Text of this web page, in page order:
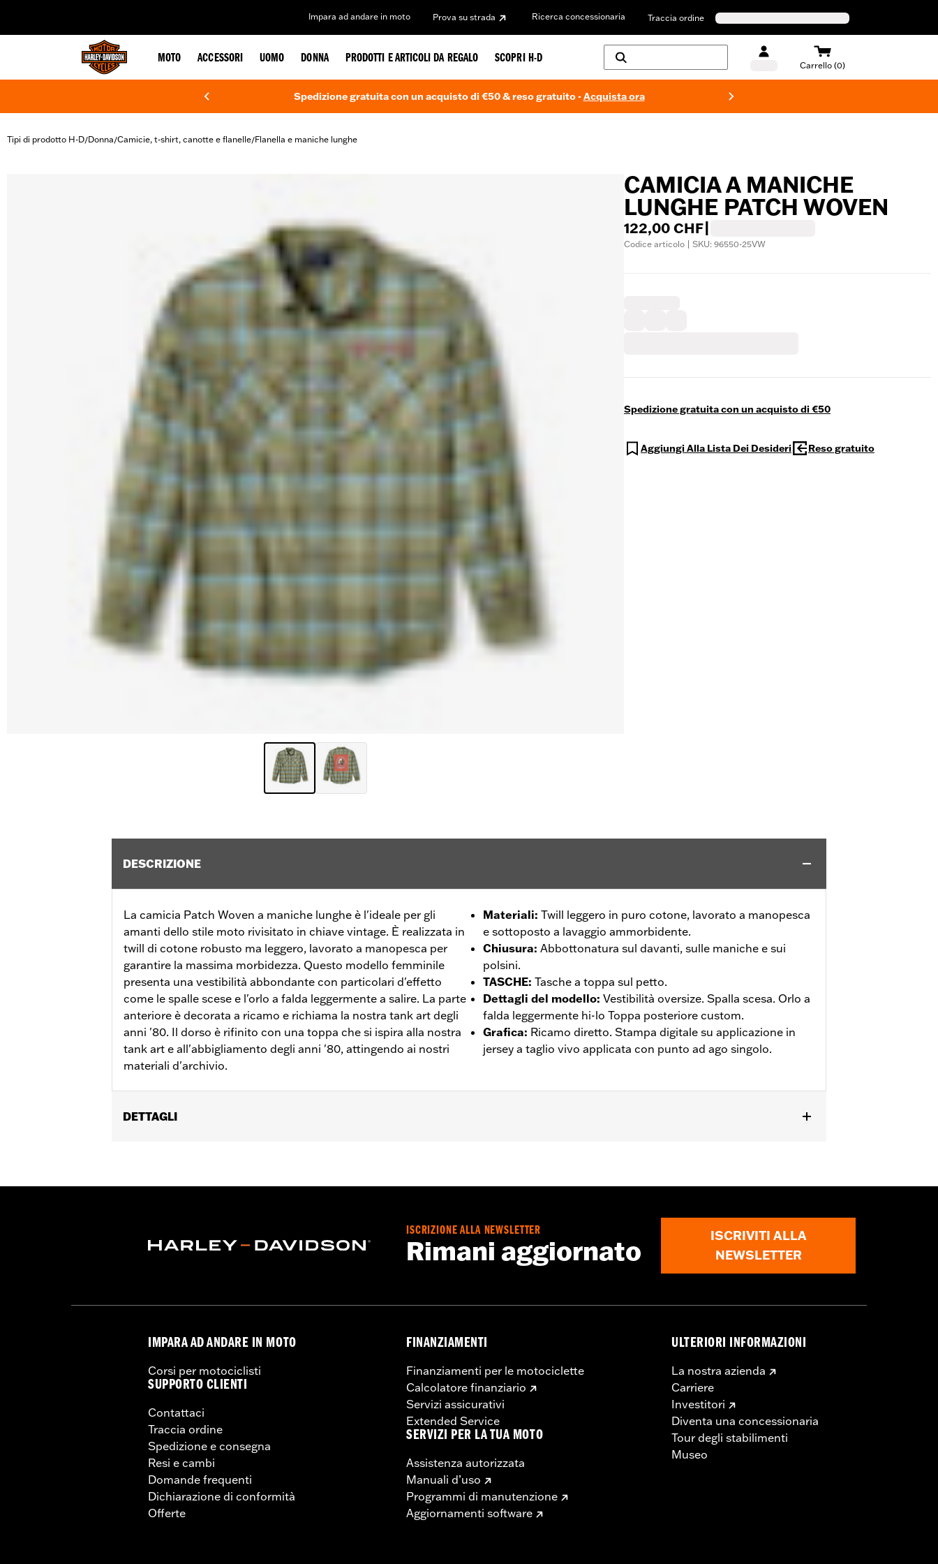
Impara ad andare in moto Prova su strada Ricerca concessionaria Traccia ordine
MOTO ACCESSORI UOMO DONNA PRODOTTI E ARTICOLI DA REGALO SCOPRI H-D
Carrello (0)
Spedizione gratuita con un acquisto di €50 & reso gratuito -Acquista ora
Tipi di prodotto H-D/Donna/Camicie, t-shirt, canotte e flanelle/Flanella e maniche lunghe
CAMICIA A MANICHE
LUNGHE PATCH WOVEN
122,00 CHF
Codice articolo | SKU: 96550-25VW
Spedizione gratuita con un acquisto di €50
Aggiungi Alla Lista Dei Desideri Reso gratuito
DESCRIZIONE
La camicia Patch Woven a maniche lunghe è l'ideale per gli
amanti dello stile moto rivisitato in chiave vintage. È realizzata in
twill di cotone robusto ma leggero, lavorato a manopesca per
garantire la massima morbidezza. Questo modello femminile
presenta una vestibilità abbondante con particolari d'effetto
come le spalle scese e l'orlo a falda leggermente a salire. La parte
anteriore è decorata a ricamo e richiama la nostra tank art degli
anni '80. Il dorso è rifinito con una toppa che si ispira alla nostra
tank art e all'abbigliamento degli anni '80, attingendo ai nostri
materiali d'archivio.
Materiali: Twill leggero in puro cotone, lavorato a manopesca
e sottoposto a lavaggio ammorbidente.
Chiusura: Abbottonatura sul davanti, sulle maniche e sui
polsini.
TASCHE: Tasche a toppa sul petto.
Dettagli del modello: Vestibilità oversize. Spalla scesa. Orlo a
falda leggermente hi-lo Toppa posteriore custom.
Grafica: Ricamo diretto. Stampa digitale su applicazione in
jersey a taglio vivo applicata con punto ad ago singolo.
DETTAGLI
Origine:Articolo d'importazione
ISCRIZIONE ALLA NEWSLETTER
Rimani aggiornato
ISCRIVITI ALLA
NEWSLETTER
IMPARA AD ANDARE IN MOTO
Corsi per motociclisti
SUPPORTO CLIENTI
Contattaci
Traccia ordine
Spedizione e consegna
Resi e cambi
Domande frequenti
Dichiarazione di conformità
Offerte
FINANZIAMENTI
Finanziamenti per le motociclette
Calcolatore finanziario
Servizi assicurativi
Extended Service
SERVIZI PER LA TUA MOTO
Assistenza autorizzata
Manuali d’uso
Programmi di manutenzione
Aggiornamenti software
ULTERIORI INFORMAZIONI
La nostra azienda
Carriere
Investitori
Diventa una concessionaria
Tour degli stabilimenti
Museo